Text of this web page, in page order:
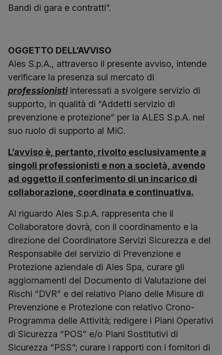
Bandi di gara e contratti”.
OGGETTO DELL’AVVISO
Ales S.p.A., attraverso il presente avviso, intende
verificare la presenza sul mercato di
professionisti interessati a svolgere servizio di
supporto, in qualità di “Addetti servizio di
prevenzione e protezione” per la ALES S.p.A. nel
suo ruolo di supporto al MiC.
L’avviso è, pertanto, rivolto esclusivamente a
singoli professionisti e non a società, avendo
ad oggetto il conferimento di un incarico di
collaborazione, coordinata e continuativa.
Al riguardo Ales S.p.A. rappresenta che il
Collaboratore dovrà, con il coordinamento e la
direzione del Coordinatore Servizi Sicurezza e del
Responsabile del servizio di Prevenzione e
Protezione aziendale di Ales Spa, curare gli
aggiornamenti del Documento di Valutazione dei
Rischi “DVR” e del relativo Piano delle Misure di
Prevenzione e Protezione con relativo Crono-
Programma delle Attività; redigere i Piani Operativi
di Sicurezza “POS” e/o Piani Sostitutivi di
Sicurezza “PSS”; curare i rapporti con i fornitori di